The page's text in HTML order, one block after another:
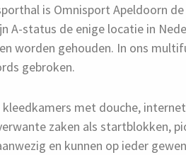
is Omnisport Apeldoorn
A-status de enige locatie in
worden gehouden. In ons
gebroken.
met douche,
zaken als startblokken,
en kunnen op ieder